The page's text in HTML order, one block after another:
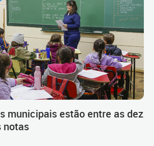
municipais estão entre as dez
notas